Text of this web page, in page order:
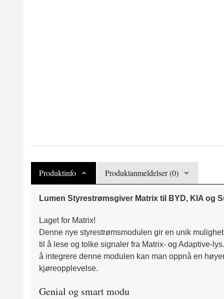
Produktinfo Produktanmeldelser (0)
Lumen Styrestrømsgiver Matrix til BYD, KIA og
Laget for Matrix!
Denne nye styrestrømsmodulen gir en unik
til å lese og tolke signaler fra Matrix- og Adaptive-
å integrere denne modulen kan man oppnå en
kjøreopplevelse.
Genial og smart modu